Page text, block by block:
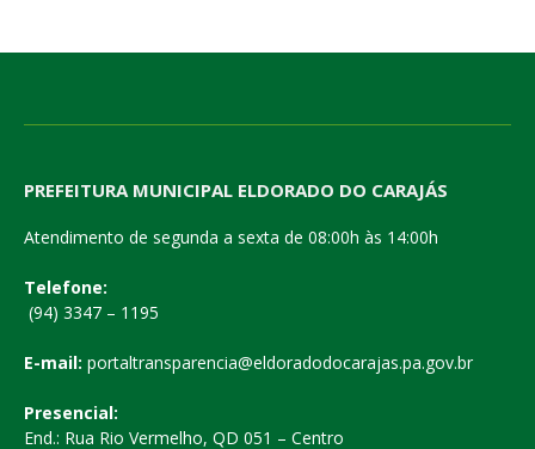
PREFEITURA MUNICIPAL ELDORADO DO CARAJÁS
Atendimento de segunda a sexta de 08:00h às 14:00h
Telefone:
(94) 3347 – 1195
E-mail: portaltransparencia@eldoradodocarajas.pa.gov.br
Presencial:
End.: Rua Rio Vermelho, QD 051 – Centro